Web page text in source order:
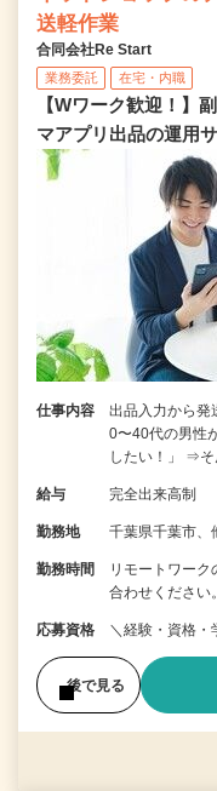
送軽作業
合同会社Re Start
業務委託 在宅・内職
【Wワーク歓迎！】
マアプリ出品の運用
仕事内容
出品入力から発
0〜40代の男性
したい！」 ⇒
給与 完全出来高制
勤務地 千葉県千葉市
勤務時間
リモートワー
合わせくださ
応募資格 ＼経験・資格・
後で見る